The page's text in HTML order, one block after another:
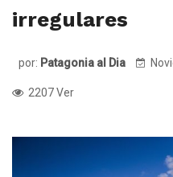
irregulares
por: Patagonia al Dia
2207 Ver